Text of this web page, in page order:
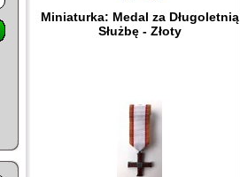
Miniaturka: Medal za Długoletnią
Służbę - Złoty